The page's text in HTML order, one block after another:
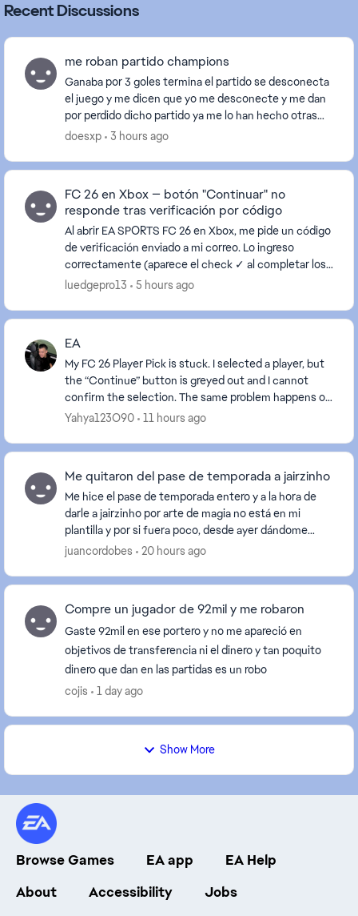
Recent Discussions
me roban partido champions
Ganaba por 3 goles termina el partido se desconecta
el juego y me dicen que yo me desconecte y me dan
por perdido dicho partido ya me lo han hecho otras
veces es frustrante la verdad habia ganado bie...
doesxp 3 hours ago
FC 26 en Xbox — botón "Continuar" no
responde tras verificación por código
Al abrir EA SPORTS FC 26 en Xbox, me pide un código
de verificación enviado a mi correo. Lo ingreso
correctamente (aparece el check ✓ al completar los
6 dígitos), presiono Continuar y el botón se ilu...
luedgepro13 5 hours ago
EA
My FC 26 Player Pick is stuck. I selected a player, but
the “Continue” button is greyed out and I cannot
confirm the selection. The same problem happens on
PS4 and on the FC Companion App. It has be...
Yahya123O90 11 hours ago
Me quitaron del pase de temporada a jairzinho
Me hice el pase de temporada entero y a la hora de
darle a jairzinho por arte de magia no está en mi
plantilla y por si fuera poco, desde ayer dándome
problemas el servidor, cada día se puede jugar m...
juancordobes 20 hours ago
Compre un jugador de 92mil y me robaron
Gaste 92mil en ese portero y no me apareció en
objetivos de transferencia ni el dinero y tan poquito
dinero que dan en las partidas es un robo
cojis
1 day ago
Show More
Browse Games EA app
EA Help
About
Accessibility Jobs